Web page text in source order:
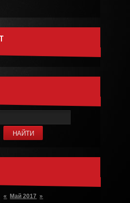
« Май 2017 »